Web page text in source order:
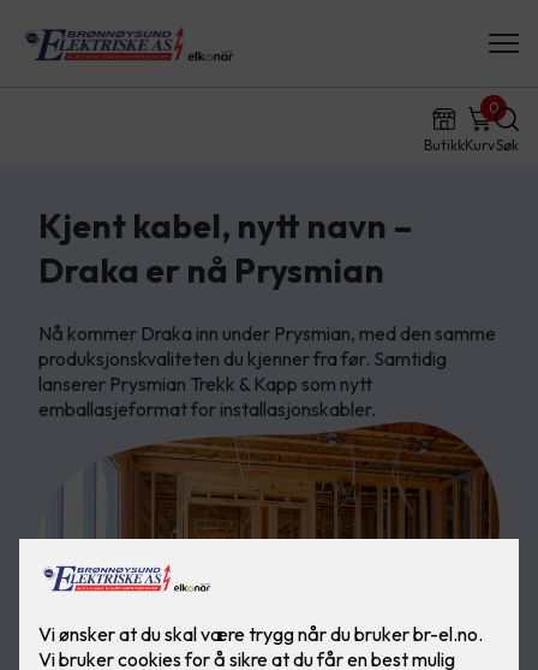
ButikkKurv
0
Søk
Kjent kabel, nytt navn –
Draka er nå Prysmian
Nå kommer Draka inn under Prysmian, med den samme
produksjonskvaliteten du kjenner fra før. Samtidig
lanserer Prysmian Trekk & Kapp som nytt
emballasjeformat for installasjonskabler.